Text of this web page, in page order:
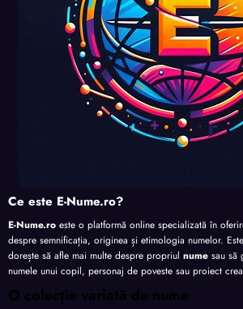
Ce este E-Nume.ro?
E-Nume.ro este o platformă online specializată în
despre semnificația, originea și etimologia numelor.
dorește să afle mai multe despre propriul nume sau să
numele unui copil, personaj de poveste sau proiect
O colecție variată de nume